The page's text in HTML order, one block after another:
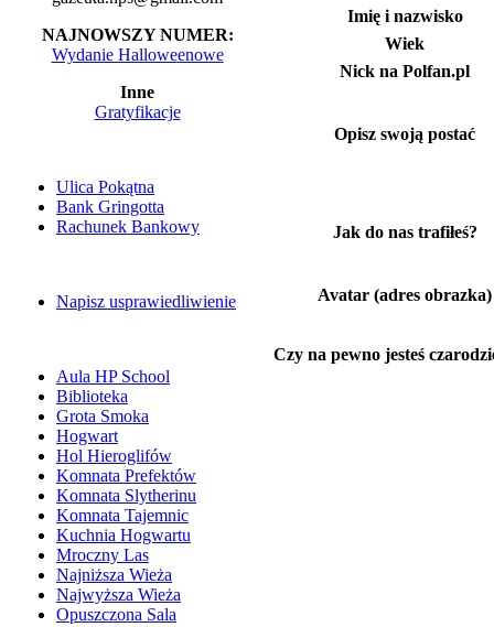
NAJNOWSZY NUMER:
Wydanie Halloweenowe
Inne
Gratyfikacje
Ulica Pokątna
Bank Gringotta
Rachunek Bankowy
Napisz usprawiedliwienie
Aula HP School
Biblioteka
Grota Smoka
Hogwart
Hol Hieroglifów
Komnata Prefektów
Komnata Slytherinu
Komnata Tajemnic
Kuchnia Hogwartu
Mroczny Las
Najniższa Wieża
Najwyższa Wieża
Opuszczona Sala
Imię i nazwisko
Wiek
Nick na Polfan.pl
Opisz swoją postać
Jak do nas trafiłeś?
Avatar (adres obrazka)
Czy na pewno jesteś